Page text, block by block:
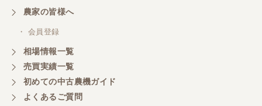
農家の皆様へ
・ 会員登録
相場情報一覧
売買実績一覧
初めての中古農機ガイド
よくあるご質問